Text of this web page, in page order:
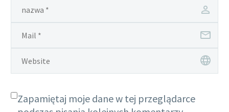
Zapamiętaj moje dane w tej przeglądarce